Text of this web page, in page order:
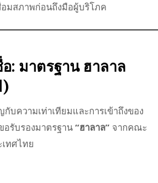
อมสภาพก่อนถึงมือผู้บริโภค
: มาตรฐาน ฮาลาล
บความเท่าเทียมและการเข้าถึงของ
อรับรองมาตรฐาน “ฮาลาล” จากคณะ
ทศไทย